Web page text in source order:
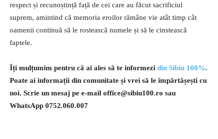
respect și recunoștință față de cei care au făcut sacrificiul
suprem, amintind că memoria eroilor rămâne vie atât timp cât
oamenii continuă să le rostească numele și să le cinstească
faptele.
Îți mulțumim pentru că ai ales să te informezi din Sibiu 100%.
Poate ai informații din comunitate și vrei să le împărtășești cu
noi. Scrie un mesaj pe e-mail office@sibiu100.ro sau
WhatsApp 0752.060.007